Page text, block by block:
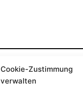
Cookie-Zustimmung
verwalten
23. März 2018in